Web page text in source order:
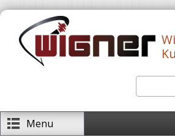
Ugrás a tartalomra
Keresés űrlap
Menu